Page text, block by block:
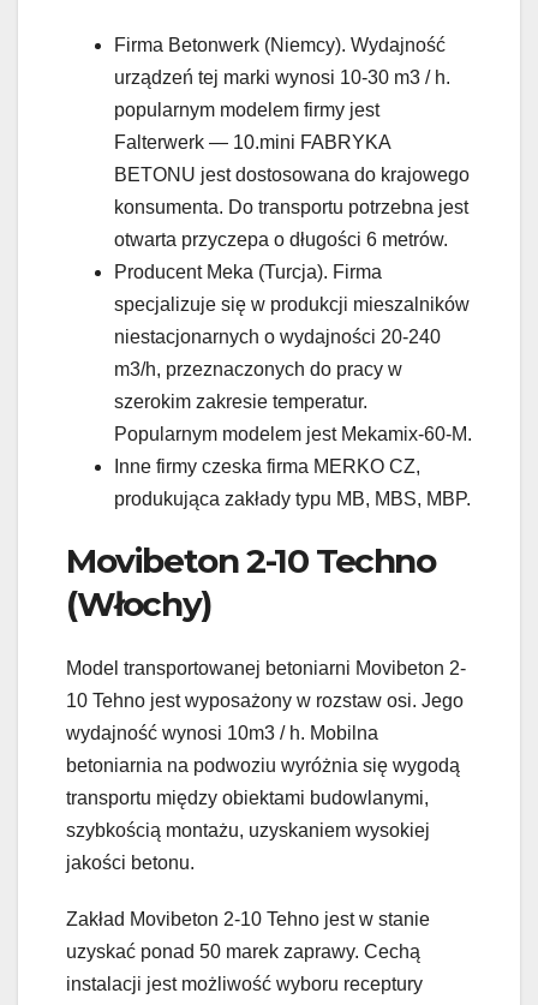
Firma Betonwerk (Niemcy). Wydajność
urządzeń tej marki wynosi 10-30 m3 / h.
popularnym modelem firmy jest
Falterwerk — 10.mini FABRYKA
BETONU jest dostosowana do krajowego
konsumenta. Do transportu potrzebna jest
otwarta przyczepa o długości 6 metrów.
Producent Meka (Turcja). Firma
specjalizuje się w produkcji mieszalników
niestacjonarnych o wydajności 20-240
m3/h, przeznaczonych do pracy w
szerokim zakresie temperatur.
Popularnym modelem jest Mekamix-60-M.
Inne firmy czeska firma MERKO CZ,
produkująca zakłady typu MB, MBS, MBP.
Movibeton 2-10 Techno
(Włochy)
Model transportowanej betoniarni Movibeton 2-
10 Tehno jest wyposażony w rozstaw osi. Jego
wydajność wynosi 10m3 / h. Mobilna
betoniarnia na podwoziu wyróżnia się wygodą
transportu między obiektami budowlanymi,
szybkością montażu, uzyskaniem wysokiej
jakości betonu.
Zakład Movibeton 2-10 Tehno jest w stanie
uzyskać ponad 50 marek zaprawy. Cechą
instalacji jest możliwość wyboru receptury